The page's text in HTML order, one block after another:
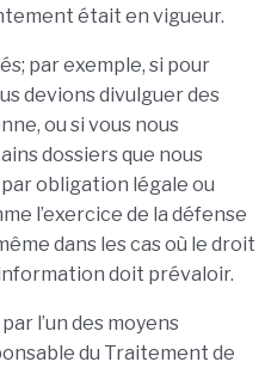
était en vigueur.
par exemple, si pour
devions divulguer des
ou si vous nous
dossiers que nous
obligation légale ou
l’exercice de la défense
dans les cas où le droit
doit prévaloir.
l’un des moyens
du Traitement de